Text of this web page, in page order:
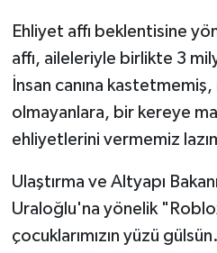
Ehliyet affı beklentisine
affı, aileleriyle birlikte 3
İnsan canına kastetmemiş,
olmayanlara, bir kereye
ehliyetlerini vermemiz
Ulaştırma ve Altyapı
Uraloğlu'na yönelik
çocuklarımızın yüzü